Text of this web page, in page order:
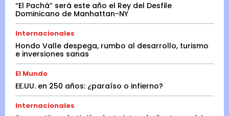
“El Pachá” será este año el Rey del Desfile
Dominicano de Manhattan-NY
Internacionales
Hondo Valle despega, rumbo al desarrollo, turismo
e inversiones sanas
El Mundo
EE.UU. en 250 años: ¿paraíso o infierno?
Internacionales